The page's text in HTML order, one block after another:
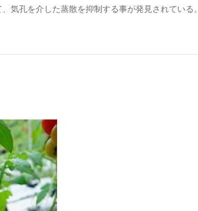
気孔を介した蒸散を抑制する事が発見されている。